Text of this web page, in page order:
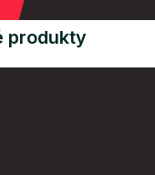
produkty